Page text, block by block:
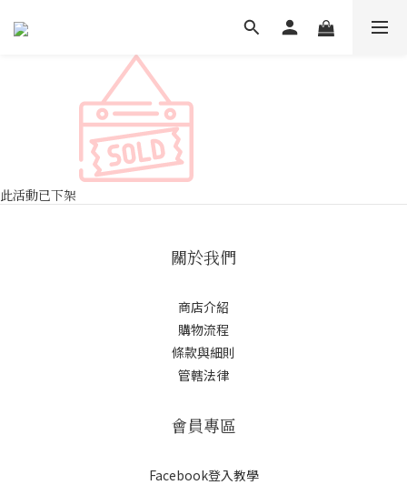
此活動已下架
關於我們
商店介紹
購物流程
條款與細則
管轄法律
會員專區
Facebook登入教學